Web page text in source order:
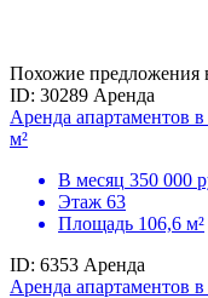
Похожие предложения
ID: 30289 Аренда
Аренда апартаментов
м²
В месяц 350 000
Этаж 63
Площадь 106,6 м²
ID: 6353 Аренда
Аренда апартаментов